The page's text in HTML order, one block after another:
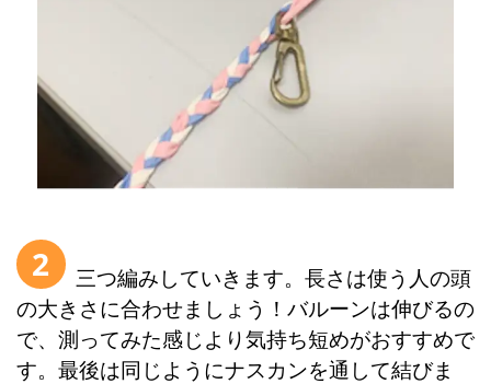
2
三つ編みしていきます。長さは使う人の頭
の大きさに合わせましょう！バルーンは伸びるの
で、測ってみた感じより気持ち短めがおすすめで
す。最後は同じようにナスカンを通して結びま